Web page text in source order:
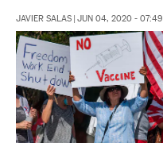
JAVIER SALAS JUN 04, 2020 - 07:49